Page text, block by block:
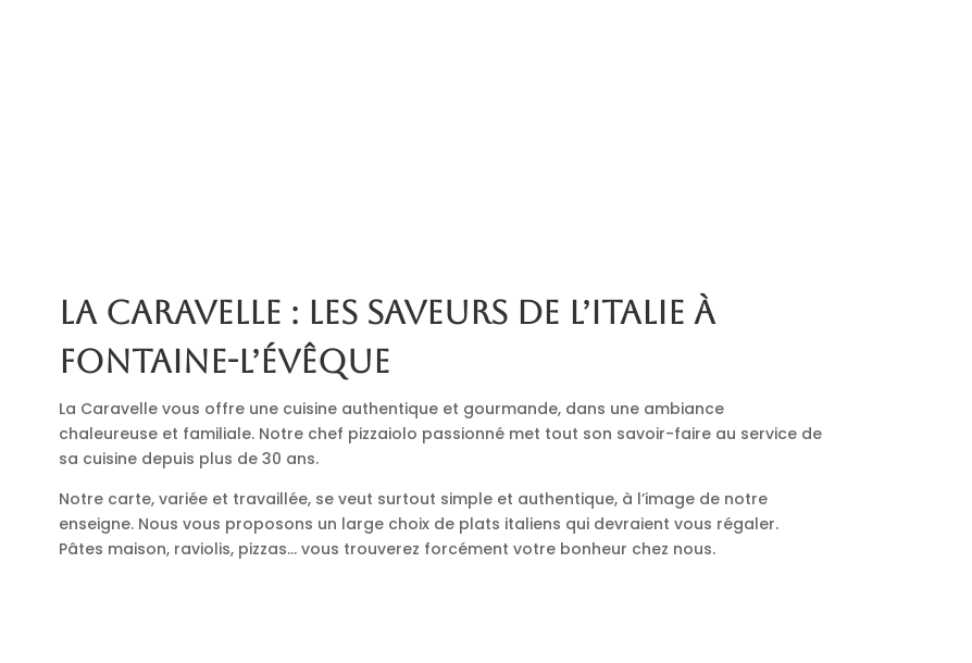
La Caravelle : les saveurs de l’Italie à
Fontaine-l’Évêque
La Caravelle vous offre une cuisine authentique et gourmande, dans une ambiance
chaleureuse et familiale. Notre chef pizzaiolo passionné met tout son savoir-faire au service de
sa cuisine depuis plus de 30 ans.
Notre carte, variée et travaillée, se veut surtout simple et authentique, à l’image de notre
enseigne. Nous vous proposons un large choix de plats italiens qui devraient vous régaler.
Pâtes maison, raviolis, pizzas… vous trouverez forcément votre bonheur chez nous.